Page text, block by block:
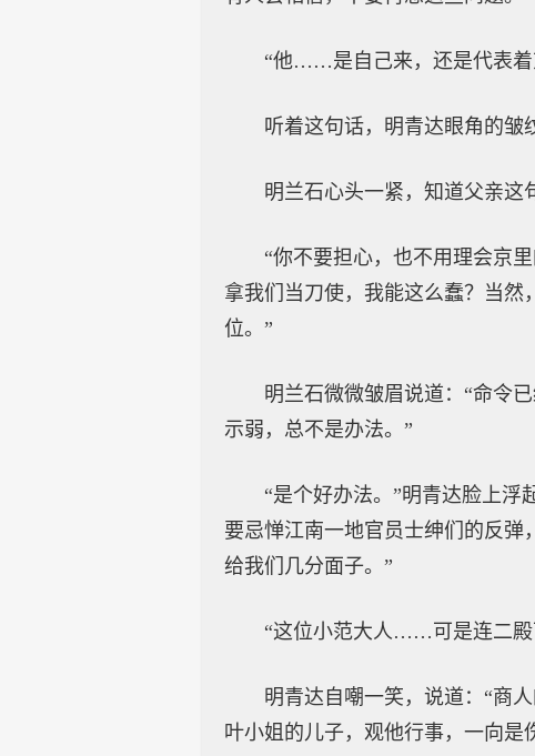
“他……是自己来，还是代表着
听着这句话，明青达眼角的皱
明兰石心头一紧，知道父亲这
“你不要担心，也不用理会京
拿我们当刀使，我能这么蠢？当
位。”
明兰石微微皱眉说道：“命令
示弱，总不是办法。”
“是个好办法。”明青达脸上浮
要忌惮江南一地官员士绅们的反
给我们几分面子。”
“这位小范大人……可是连二殿
明青达自嘲一笑，说道：“商
叶小姐的儿子，观他行事，一向是